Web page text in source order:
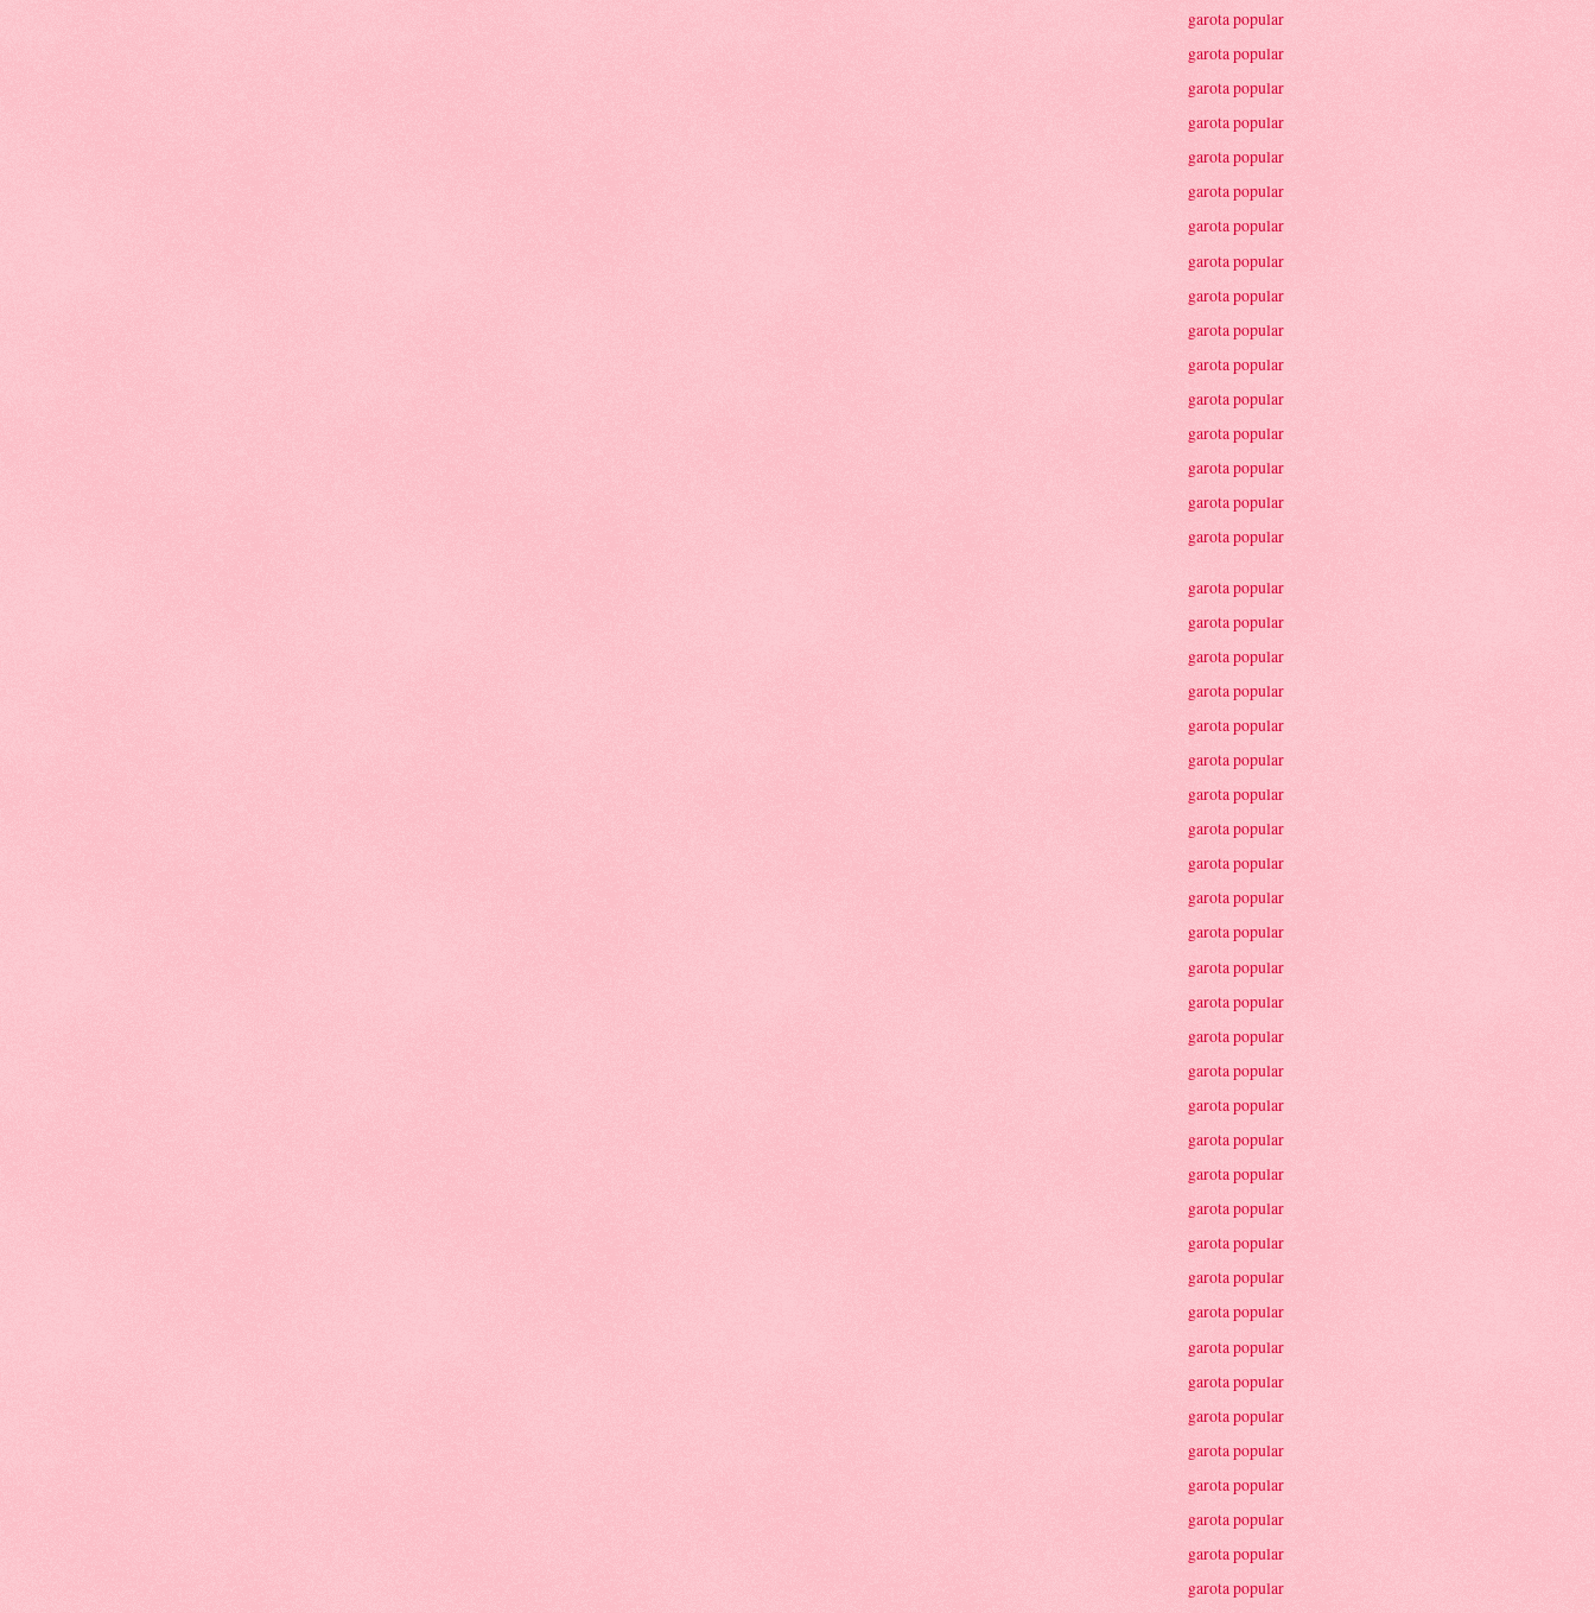
garota popular
garota popular
garota popular
garota popular
garota popular
garota popular
garota popular
garota popular
garota popular
garota popular
garota popular
garota popular
garota popular
garota popular
garota popular
garota popular
garota popular
garota popular
garota popular
garota popular
garota popular
garota popular
garota popular
garota popular
garota popular
garota popular
garota popular
garota popular
garota popular
garota popular
garota popular
garota popular
garota popular
garota popular
garota popular
garota popular
garota popular
garota popular
garota popular
garota popular
garota popular
garota popular
garota popular
garota popular
garota popular
garota popular